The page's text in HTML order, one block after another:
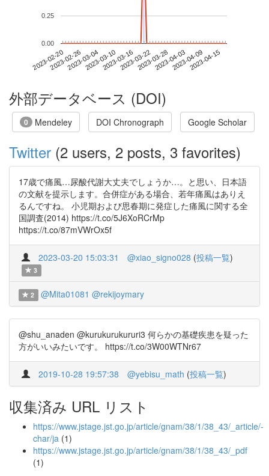
2023-02-202023-02-262023-03-042023-03-102023-03-162023-03-222023-03-282023-04-032023-04-092023-04-15
0.00
0.25
外部データベース (DOI)
0 Mendeley DOI Chronograph Google Scholar
Twitter (2 users, 2 posts, 3 favorites)
17歳で痛風…尿酸代謝大丈夫でしょうか…。と思い、日本語
の文献を提示します。合併症がある場合、若年痛風はありえ
るんですね。 小児期および思春期に発症した痛風に関する全
国調査(2014) https://t.co/5J6XoRCrMp
https://t.co/87mVWrOx5f
2023-03-20 15:03:31 @xiao_signo028 (投稿一覧)
3
2 @Mita01081 @rekijoymary
@shu_anaden @kurukurukururi3 何らかの基礎疾患を疑った
方がいいみたいです。 https://t.co/3W00WTNr67
2019-10-28 19:57:38 @yebisu_math (投稿一覧)
収集済み URL リスト
https://www.jstage.jst.go.jp/article/gnam/38/1/38_43/_article/-
char/ja (1)
https://www.jstage.jst.go.jp/article/gnam/38/1/38_43/_pdf
(1)